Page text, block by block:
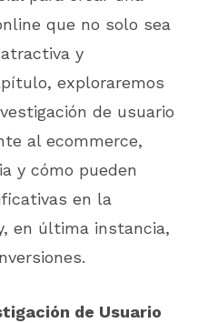
que no solo sea
y
exploraremos
de usuario
al ecommerce,
y cómo pueden
en la
en última instancia,
de Usuario